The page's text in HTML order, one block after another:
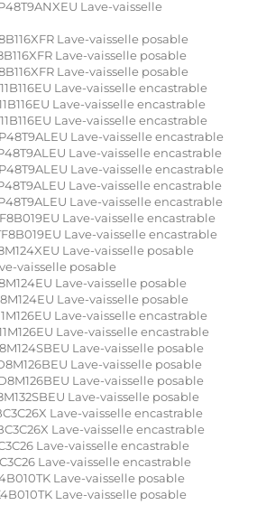
Lave-vaisselle
Lave-vaisselle posable
Lave-vaisselle posable
Lave-vaisselle posable
Lave-vaisselle encastrable
Lave-vaisselle encastrable
Lave-vaisselle encastrable
Lave-vaisselle encastrable
Lave-vaisselle encastrable
Lave-vaisselle encastrable
Lave-vaisselle encastrable
Lave-vaisselle encastrable
Lave-vaisselle encastrable
Lave-vaisselle encastrable
Lave-vaisselle posable
vaisselle posable
Lave-vaisselle posable
Lave-vaisselle posable
Lave-vaisselle encastrable
Lave-vaisselle encastrable
Lave-vaisselle posable
Lave-vaisselle posable
Lave-vaisselle posable
Lave-vaisselle posable
Lave-vaisselle encastrable
Lave-vaisselle encastrable
Lave-vaisselle encastrable
Lave-vaisselle encastrable
Lave-vaisselle posable
Lave-vaisselle posable